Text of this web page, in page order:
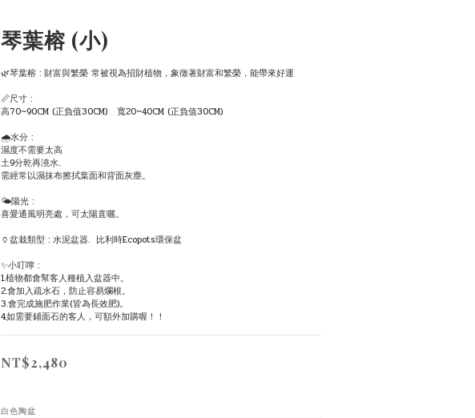
琴葉榕 (小)
🌿琴葉榕 : 財富與繁榮 常被視為招財植物，象徵著財富和繁榮，能帶來好運
📏尺寸 :
高70~90CM (正負值30CM)   寬20~40CM (正負值30CM)
🌧水分 :
濕度不需要太高
土9分乾再澆水.
需經常以濕抹布擦拭葉面和背面灰塵。
🌤陽光 :
喜愛通風明亮處，可太陽直曬。
🏺盆栽類型 : 水泥盆器.  比利時Ecopots環保盆
✨小叮嚀 :
1.植物都會幫客人種植入盆器中。
2.會加入疏水石，防止容易爛根。
3.會完成施肥作業(皆為長效肥)。
4.如需要鋪面石的客人，可額外加購喔！！
NT$2,480
白色陶盆